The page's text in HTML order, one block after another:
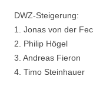
DWZ-Steigerung:
1. Jonas von der
2. Philip Högel
3. Andreas Fieron
4. Timo Steinhauer